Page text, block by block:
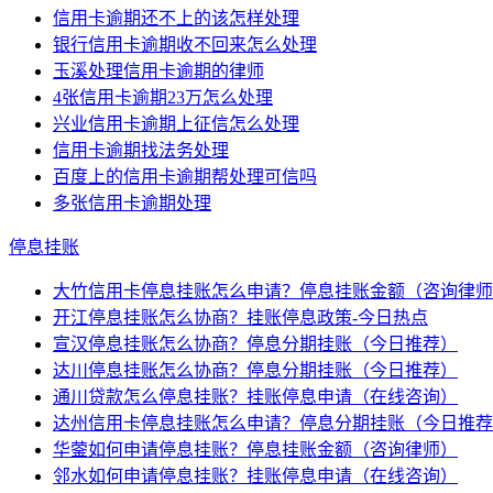
信用卡逾期还不上的该怎样处理
银行信用卡逾期收不回来怎么处理
玉溪处理信用卡逾期的律师
4张信用卡逾期23万怎么处理
兴业信用卡逾期上征信怎么处理
信用卡逾期找法务处理
百度上的信用卡逾期帮处理可信吗
多张信用卡逾期处理
停息挂账
大竹信用卡停息挂账怎么申请？停息挂账金额（咨询律
开江停息挂账怎么协商？挂账停息政策-今日热点
宣汉停息挂账怎么协商？停息分期挂账（今日推荐）
达川停息挂账怎么协商？停息分期挂账（今日推荐）
通川贷款怎么停息挂账？挂账停息申请（在线咨询）
达州信用卡停息挂账怎么申请？停息分期挂账（今日推
华蓥如何申请停息挂账？停息挂账金额（咨询律师）
邻水如何申请停息挂账？挂账停息申请（在线咨询）